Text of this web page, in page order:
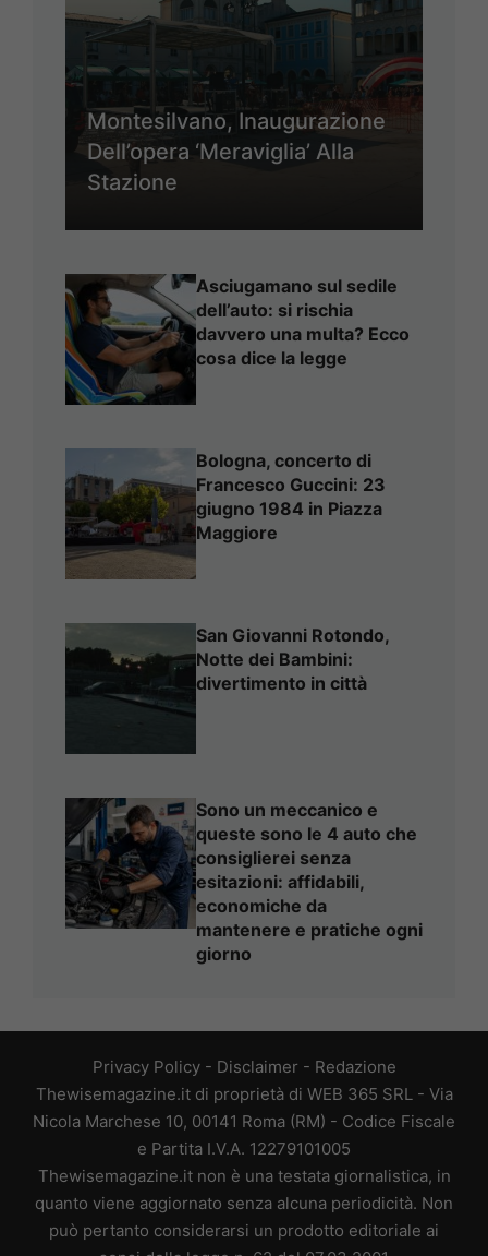
Montesilvano, Inaugurazione
Dell’opera ‘Meraviglia’ Alla
Stazione
Asciugamano sul sedile
dell’auto: si rischia
davvero una multa? Ecco
cosa dice la legge
Bologna, concerto di
Francesco Guccini: 23
giugno 1984 in Piazza
Maggiore
San Giovanni Rotondo,
Notte dei Bambini:
divertimento in città
Sono un meccanico e
queste sono le 4 auto che
consiglierei senza
esitazioni: affidabili,
economiche da
mantenere e pratiche ogni
giorno
Privacy Policy- Disclaimer - Redazione
Thewisemagazine.it di proprietà di WEB 365 SRL - Via
Nicola Marchese 10, 00141 Roma (RM) - Codice Fiscale
e Partita I.V.A. 12279101005
Thewisemagazine.it non è una testata giornalistica, in
quanto viene aggiornato senza alcuna periodicità. Non
può pertanto considerarsi un prodotto editoriale ai